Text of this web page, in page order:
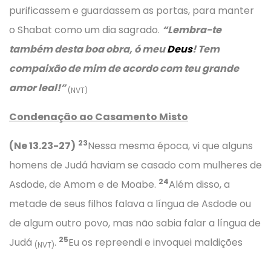
purificassem e guardassem as portas, para manter
o Shabat como um dia sagrado. “Lembra-te
também desta boa obra, ó meuDeus! Tem
compaixão de mim de acordo com teu grande
amor leal!”(NVT)
Condenação ao Casamento Misto
(Ne 13.23-27) 23Nessa mesma época, vi que alguns
homens de Judá haviam se casado com mulheres de
Asdode, de Amom e de Moabe. 24Além disso, a
metade de seus filhos falava a língua de Asdode ou
de algum outro povo, mas não sabia falar a língua de
Judá (NVT). 25Eu os repreendi e invoquei maldições